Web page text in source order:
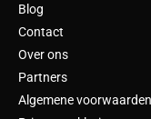
Blog
Contact
Over ons
Partners
Algemene voorwaarden